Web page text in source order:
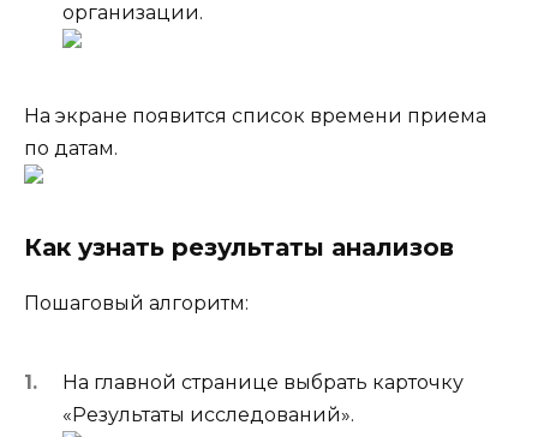
организации.
На экране появится список времени приема
по датам.
Как узнать результаты анализов
Пошаговый алгоритм:
На главной странице выбрать карточку
«Результаты исследований».